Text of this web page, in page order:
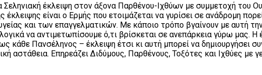
έκλειψη στον άξονα Παρθένου-Ιχθύων με συμμετοχή του
είναι ο Ερμής που ετοιμάζεται να γυρίσει σε ανάδρομη
και των επαγγελματικών. Με κάποιο τρόπο βγαίνουν με αυτή
να αντιμετωπίσουμε ό,τι βρίσκεται σε ανεπάρκεια γύρω μας. Η
κάθε Πανσέληνος – έκλειψη έτσι κι αυτή μπορεί να δημιουργήσει
αστάθεια. Επηρεάζει Διδύμους, Παρθένους, Τοξότες και Ιχθύες με